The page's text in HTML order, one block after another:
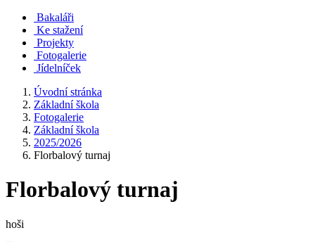
Bakaláři
Ke stažení
Projekty
Fotogalerie
Jídelníček
Úvodní stránka
Základní škola
Fotogalerie
Základní škola
2025/2026
Florbalový turnaj
Florbalový turnaj
hoši